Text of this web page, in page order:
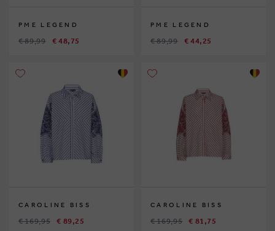
PME LEGEND
€ 89,99 € 48,75
PME LEGEND
€ 89,99 € 44,25
CAROLINE BISS
€ 169,95 € 89,25
CAROLINE BISS
€ 169,95 € 81,75